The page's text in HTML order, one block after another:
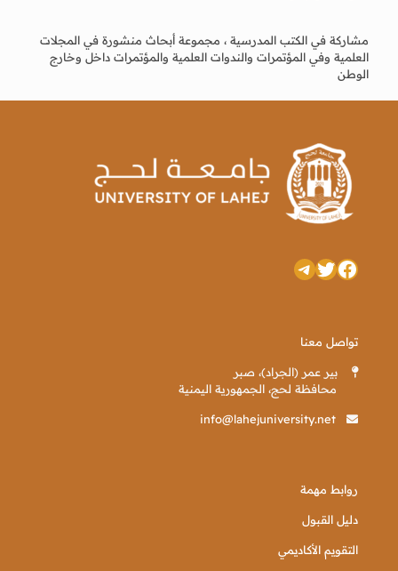
مشاركة في الكتب المدرسية ، مجموعة أبحاث منشورة في المجلات
العلمية وفي المؤتمرات والندوات العلمية والمؤتمرات داخل وخارج
الوطن
فيسبوك
تويترتيليجرام
تواصل معنا
بير عمر (الجراد)، صبر
محافظة لحج، الجمهورية اليمنية
info@lahejuniversity.net
روابط مهمة
دليل القبول
التقويم الأكاديمي